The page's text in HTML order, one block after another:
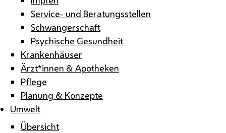
Service- und Beratungsstellen
Schwangerschaft
Psychische Gesundheit
Krankenhäuser
Ärzt*innen & Apotheken
Pflege
Planung & Konzepte
Umwelt
Übersicht